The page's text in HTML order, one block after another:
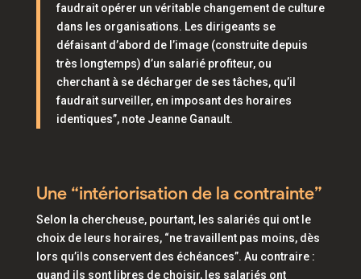
faudrait opérer un véritable changement de culture
dans les organisations. Les dirigeants se
défaisant d’abord de l’image (construite depuis
très longtemps) d’un salarié profiteur, ou
cherchant à se décharger de ses tâches, qu’il
faudrait surveiller, en imposant des horaires
identiques”,note Jeanne Ganault.
Une “intériorisation de la contrainte”
Selon la chercheuse, pourtant, les salariés qui ont le
choix de leurs horaires, “ne travaillent pas moins, dès
lors qu’ils conservent des échéances”. Au contraire :
quand ils sont libres de choisir, les salariés ont